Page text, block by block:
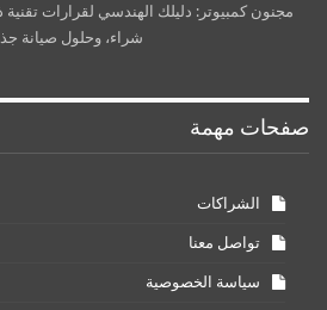
مجنون كمبيوتر: دليلك الهندسي لقرارات تقنية
شراء، وحلول صيانة
صفحات مهمة
الشراكات
تواصل معنا
سياسة الخصوصية